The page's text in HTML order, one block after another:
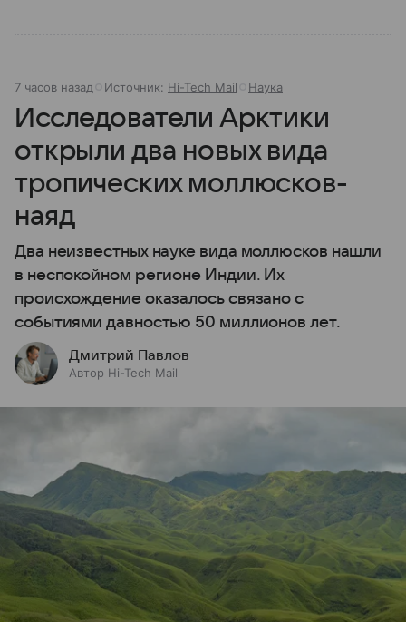
7 часов назад Источник: Hi-Tech Mail Наука
Исследователи Арктики
открыли два новых вида
тропических моллюсков-
наяд
Два неизвестных науке вида моллюсков нашли
в неспокойном регионе Индии. Их
происхождение оказалось связано с
событиями давностью 50 миллионов лет.
Дмитрий Павлов
Автор Hi-Tech Mail